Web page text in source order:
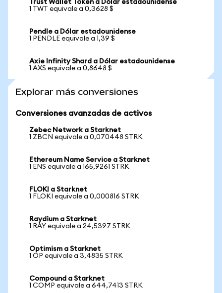
Trust Wallet Token a Dólar estadounidense
1 TWT equivale a 0,3628 $
Pendle a Dólar estadounidense
1 PENDLE equivale a 1,39 $
Axie Infinity Shard a Dólar estadounidense
1 AXS equivale a 0,8648 $
Explorar más conversiones
Conversiones avanzadas de activos
Zebec Network a Starknet
1 ZBCN equivale a 0,070448 STRK
Ethereum Name Service a Starknet
1 ENS equivale a 165,9261 STRK
FLOKI a Starknet
1 FLOKI equivale a 0,000816 STRK
Raydium a Starknet
1 RAY equivale a 24,5397 STRK
Optimism a Starknet
1 OP equivale a 3,4835 STRK
Compound a Starknet
1 COMP equivale a 644,7413 STRK